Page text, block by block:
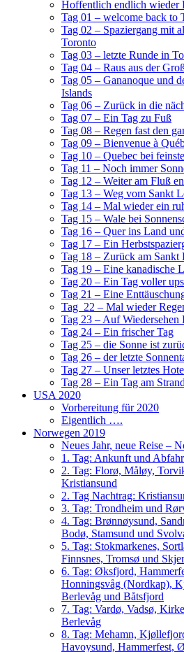
Hoffentlich endlich wieder
Tag 01 – welcome back to
Tag 02 – Spaziergang mit
Toronto
Tag 03 – letzte Runde in
Tag 04 – Raus aus der
Tag 05 – Gananoque und
Islands
Tag 06 – Zurück in die
Tag 07 – Ein Tag zu Fuß
Tag 08 – Regen fast den
Tag 09 – Bienvenue à
Tag 10 – Quebec bei
Tag 11 – Noch immer
Tag 12 – Weiter am Fluß
Tag 13 – Weg vom Sankt
Tag 14 – Mal wieder ein
Tag 15 – Wale bei
Tag 16 – Quer ins Land
Tag 17 – Ein
Tag 18 – Zurück am Sankt
Tag 19 – Eine kanadische
Tag 20 – Ein Tag voller
Tag 21 – Eine
Tag 22 – Mal wieder
Tag 23 – Auf Wiedersehen
Tag 24 – Ein frischer Tag
Tag 25 – die Sonne ist
Tag 26 – der letzte
Tag 27 – Unser letztes
Tag 28 – Ein Tag am Strand
USA 2020
Vorbereitung für 2020
Eigentlich ….
Norwegen 2019
Neues Jahr, neue Reise –
1. Tag: Ankunft und
2. Tag: Florø, Måløy,
Kristiansund
2. Tag Nachtrag:
3. Tag: Trondheim und
4. Tag: Brønnøysund,
Bodø, Stamsund und
5. Tag: Stokmarkenes,
Finnsnes, Tromsø und
6. Tag: Øksfjord,
Honningsvåg (Nordkap),
Berlevåg und Båtsfjord
7. Tag: Vardø, Vadsø,
Berlevåg
8. Tag: Mehamn,
Havoysund, Hammerfest,